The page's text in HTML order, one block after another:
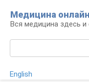
контенту
Медицина онлайн
Вся медицина здесь и
English